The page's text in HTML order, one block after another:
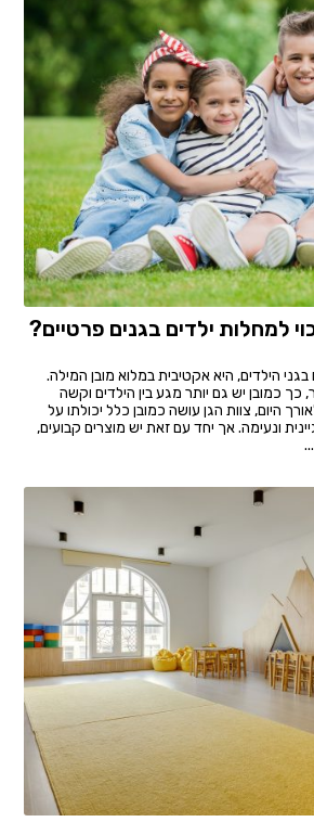
למחלות ילדים בגנים פרטיים?
הילדים, היא אקטיבית במלוא מובן המילה.
כך כמובן יש גם יותר מגע בין הילדים וקשה
היום, צוות הגן עושה כמובן כלל יכולתו על
ונעימה. אך יחד עם זאת יש מוצרים קבועים,